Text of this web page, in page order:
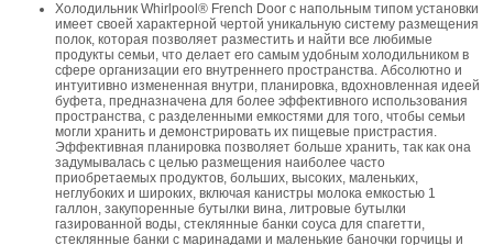
Холодильник Whirlpool® French Door с напольным типом установки
имеет своей характерной чертой уникальную систему размещения
полок, которая позволяет разместить и найти все любимые
продукты семьи, что делает его самым удобным холодильником в
сфере организации его внутреннего пространства. Абсолютно и
интуитивно измененная внутри, планировка, вдохновленная идеей
буфета, предназначена для более эффективного использования
пространства, с разделенными емкостями для того, чтобы семьи
могли хранить и демонстрировать их пищевые пристрастия.
Эффективная планировка позволяет больше хранить, так как она
задумывалась с целью размещения наиболее часто
приобретаемых продуктов, больших, высоких, маленьких,
неглубоких и широких, включая канистры молока емкостью 1
галлон, закупоренные бутылки вина, литровые бутылки
газированной воды, стеклянные банки соуса для спагетти,
стеклянные банки с маринадами и маленькие баночки горчицы и